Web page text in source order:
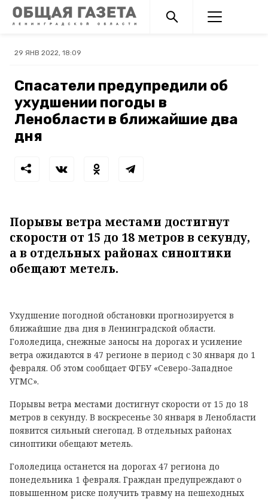
29 ЯНВ 2022, 18:09
Спасатели предупредили об
ухудшении погоды в
Ленобласти в ближайшие два
дня
Порывы ветра местами достигнут
скорости от 15 до 18 метров в секунду,
а в отдельных районах синоптики
обещают метель.
Ухудшение погодной обстановки прогнозируется в
ближайшие два дня в Ленинградской области.
Гололедица, снежные заносы на дорогах и усиление
ветра ожидаются в 47 регионе в период с 30 января до 1
февраля. Об этом сообщает ФГБУ «Северо-Западное
УГМС».
Порывы ветра местами достигнут скорости от 15 до 18
метров в секунду. В воскресенье 30 января в Ленобласти
появится сильный снегопад. В отдельных районах
синоптики обещают метель.
Гололедица останется на дорогах 47 региона до
понедельника 1 февраля. Граждан предупреждают о
повышенном риске получить травму на пешеходных